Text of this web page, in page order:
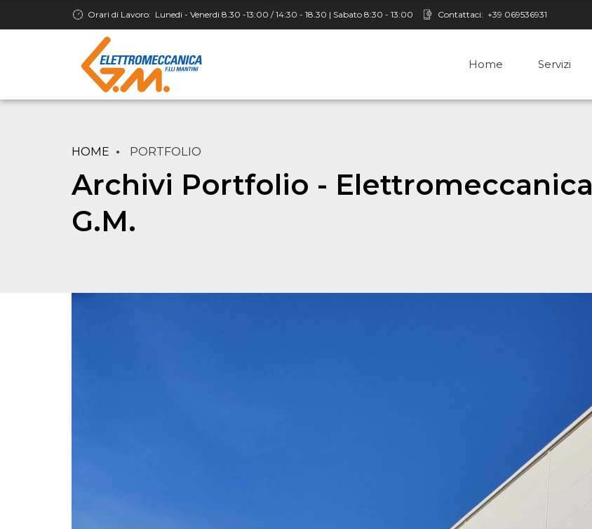
Orari di Lavoro: Lunedi - Venerdi 8.30 -13:00 / 14:30 - 18.30 | Sabato 8:30 - 13:00 Contattaci: +39 069536931
Home Servizi
HOME PORTFOLIO
Archivi Portfolio - Elettromeccanica
G.M.